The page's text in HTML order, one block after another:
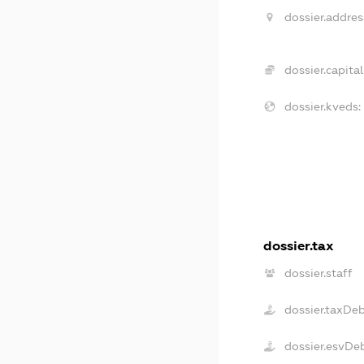
dossier.kveds:
dossier.tax
dossier.staff